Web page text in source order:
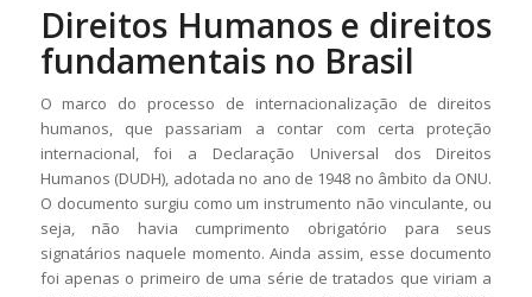
Direitos Humanos e direitos
fundamentais no Brasil
O marco do processo de internacionalização de direitos
humanos, que passariam a contar com certa proteção
internacional, foi a Declaração Universal dos Direitos
Humanos (DUDH), adotada no ano de 1948 no âmbito da ONU.
O documento surgiu como um instrumento não vinculante, ou
seja, não havia cumprimento obrigatório para seus
signatários naquele momento. Ainda assim, esse documento
foi apenas o primeiro de uma série de tratados que viriam a